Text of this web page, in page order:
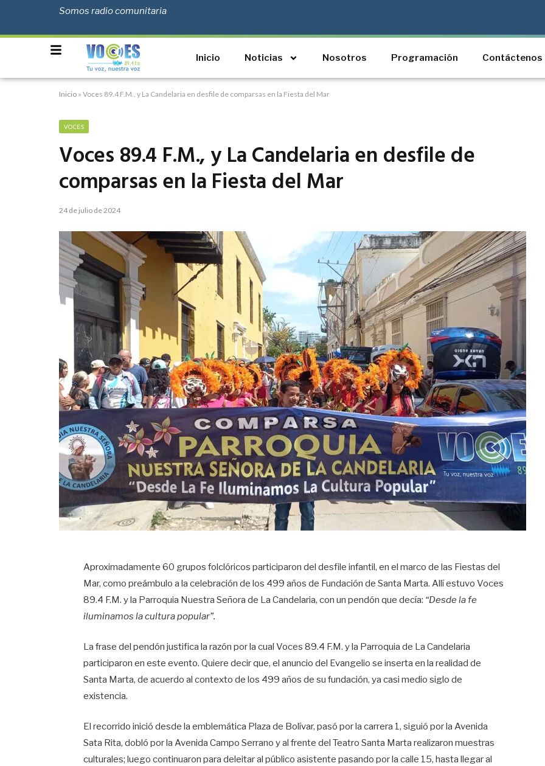
Somos radio comunitaria
Inicio Noticias Nosotros Programación Contáctenos
Inicio » Voces 89.4 F.M., y La Candelaria en desfile de comparsas en la Fiesta del Mar
VOCES
Voces 89.4 F.M., y La Candelaria en desfile de
comparsas en la Fiesta del Mar
24 de julio de 2024
Aproximadamente 60 grupos folclóricos participaron del desfile infantil, en el marco de las Fiestas del
Mar, como preámbulo a la celebración de los 499 años de Fundación de Santa Marta. Allí estuvo Voces
89.4 F.M. y la Parroquia Nuestra Señora de La Candelaria, con un pendón que decía: “Desde la fe
iluminamos la cultura popular”.
La frase del pendón justifica la razón por la cual Voces 89.4 F.M. y la Parroquia de La Candelaria
participaron en este evento. Quiere decir que, el anuncio del Evangelio se inserta en la realidad de
Santa Marta, de acuerdo al contexto de los 499 años de su fundación, ya casi medio siglo de
existencia.
El recorrido inició desde la emblemática Plaza de Bolívar, pasó por la carrera 1, siguió por la Avenida
Sata Rita, dobló por la Avenida Campo Serrano y al frente del Teatro Santa Marta realizaron muestras
culturales; luego continuaron para deleitar al público asistente pasando por la calle 15, hasta llegar al